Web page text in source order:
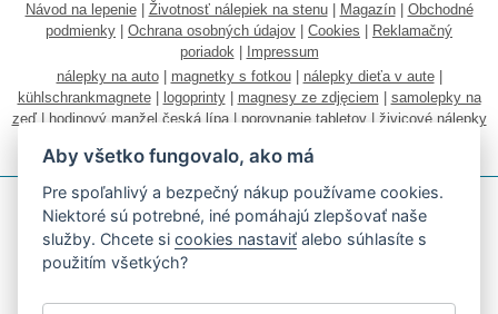
Návod na lepenie| Životnosť nálepiek na stenu| Magazín| Obchodné
podmienky
Ochrana osobných údajov Cookies
Reklamačný
poriadok|
Impressum
nálepky na auto| magnetky s fotkou| nálepky dieťa v aute|
kühlschrankmagnete| logoprinty| magnesy ze zdjęciem
samolepky na
zeď| hodinový manžel česká lípa| porovnanie tabletov| živicové nálepky
Aby všetko fungovalo, ako má
Pre spoľahlivý a bezpečný nákup používame cookies.
Niektoré sú potrebné, iné pomáhajú zlepšovať naše
služby. Chcete sicookies nastaviť alebo súhlasíte s
použitím všetkých?